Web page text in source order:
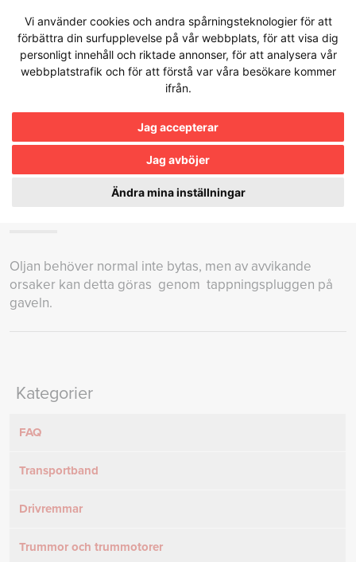
Vi använder cookies och andra spårningsteknologier för att
förbättra din surfupplevelse på vår webbplats, för att visa dig
personligt innehåll och riktade annonser, för att analysera vår
webbplatstrafik och för att förstå var våra besökare kommer
ifrån.
Jag accepterar
Jag avböjer
Ändra mina inställningar
innehållet
Kunskapsbanken
HUR OFTA SKA MAN BYTA OLJA I EN
TRUMMOTOR?
Oljan behöver normal inte bytas, men av avvikande
orsaker kan detta göras genom tappningspluggen på
gaveln.
Kategorier
FAQ
Transportband
Drivremmar
Trummor och trummotorer